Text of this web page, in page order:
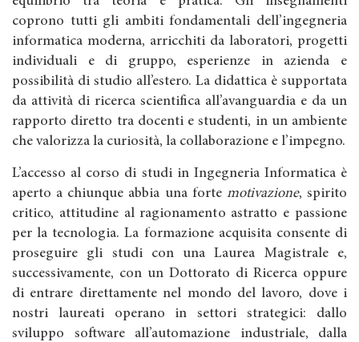
coprono tutti gli ambiti fondamentali dell’ingegneria
informatica moderna, arricchiti da laboratori, progetti
individuali e di gruppo, esperienze in azienda e
possibilità di studio all’estero. La didattica è supportata
da attività di ricerca scientifica all’avanguardia e da un
rapporto diretto tra docenti e studenti, in un ambiente
che valorizza la curiosità, la collaborazione e l’impegno.
L’accesso al corso di studi in Ingegneria Informatica è
aperto a chiunque abbia una forte motivazione, spirito
critico, attitudine al ragionamento astratto e passione
per la tecnologia. La formazione acquisita consente di
proseguire gli studi con una Laurea Magistrale e,
successivamente, con un Dottorato di Ricerca oppure
di entrare direttamente nel mondo del lavoro, dove i
nostri laureati operano in settori strategici: dallo
sviluppo software all’automazione industriale, dalla